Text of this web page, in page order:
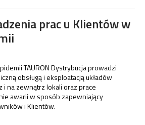
prac u Klientów w
TAURON Dystrybucja prowadzi
obsługą i eksploatacją układów
na zewnątrz lokali oraz prace
awarii w sposób zapewniający
i Klientów.